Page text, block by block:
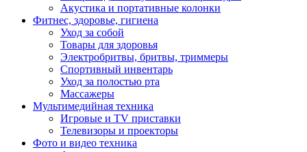
Акустика и портативные колонки
Фитнес, здоровье, гигиена
Уход за собой
Товары для здоровья
Электробритвы, бритвы, триммеры
Спортивный инвентарь
Уход за полостью рта
Массажеры
Мультимедийная техника
Игровые и TV приставки
Телевизоры и проекторы
Фото и видео техника